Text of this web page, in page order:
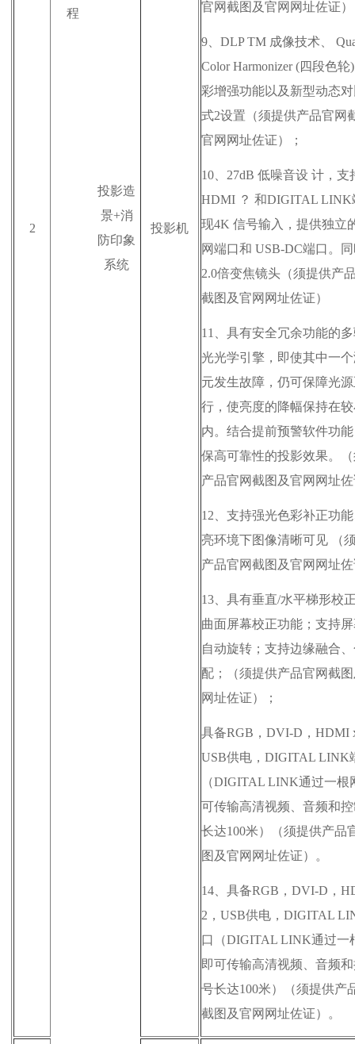
2
程
投影造
景+消
防印象
系统
投影机
官网截图及官网网址佐证
9、 DLP TM 成像技术、
Color Harmonizer (四段色轮
彩增强功能以及新型动态
式2设置（须提供产品官网
官网网址佐证）；
10、 27dB 低噪音设 计 ，
HDMI ？ 和DIGITAL LINK
现4K 信号输入，提供独立
网端口和 USB-DC端口。
2.0倍变焦镜头（须提供产
截图 及官网网址佐证）
11、 具有安全冗余功能的
光光学引擎，即使其中一
元发生故障，仍可保障光
行，使亮度的降幅保持在
内。结合提前预警软件功
保高可靠性的投影效果。（
产品官网截图及官网网址
12、 支持强光色彩补正功
亮环境下图像清晰可见 （
产品官网截图 及官网网址
13、 具有垂直/水平梯形校
曲面屏幕校正功能；支持
自动旋转；支持边缘融合
配；（须提供产品官网截图
网址佐证）；
具备RGB，DVI-D，HDMI
USB供电，DIGITAL LINK
（DIGITAL LINK通过一根
可传输高清视频、音频和
长达100米）（须提供产品
图及官网网址佐证）。
14、 具备RGB，DVI-D，
2，USB供电，DIGITAL
口（DIGITAL LINK通过一
即可传输高清视频、音频
号长达100米）（须提供产
截图及官网网址佐证）。